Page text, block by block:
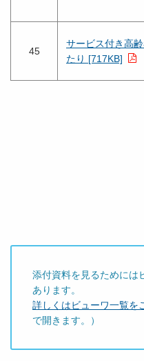
45
サービス付き高
たり [717KB]
添付資料を見るためには
あります。
詳しくはビューワ一覧を
で開きます。）